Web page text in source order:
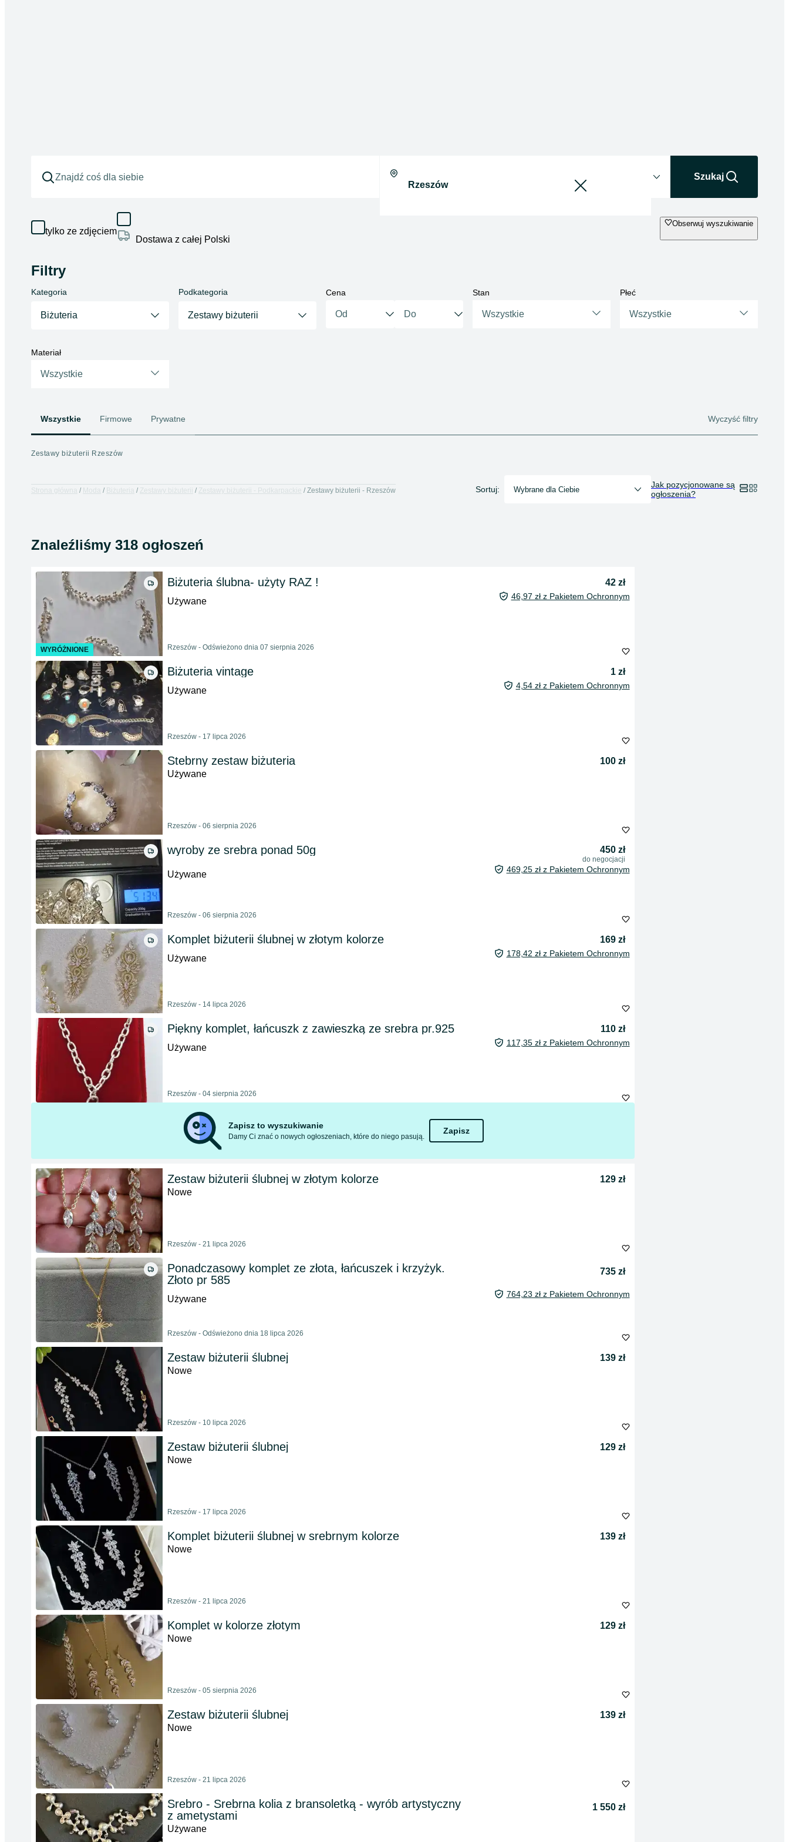
Szukaj
tylko ze zdjęciem
Dostawa z całej Polski
Obserwuj wyszukiwanie
Filtry
Kategoria
Biżuteria
Podkategoria
Zestawy biżuterii
Cena Stan
Wszystkie
Płeć
Wszystkie
Materiał
Wszystkie
Wszystkie Firmowe Prywatne Wyczyść filtry
Zestawy biżuterii Rzeszów
Strona główna Moda Biżuteria Zestawy biżuterii Zestawy biżuterii - Podkarpackie Zestawy biżuterii - Rzeszów Sortuj: Wybrane dla Ciebie
Jak pozycjonowane są
ogłoszenia?
Znaleźliśmy 318 ogłoszeń
Biżuteria ślubna- użyty RAZ !
42 zł
Używane
46,97 zł z Pakietem Ochronnym
Rzeszów - Odświeżono dnia 07 sierpnia 2026
Biżuteria vintage
1 zł
Używane
4,54 zł z Pakietem Ochronnym
Rzeszów - 17 lipca 2026
Stebrny zestaw biżuteria
100 zł
Używane
Rzeszów - 06 sierpnia 2026
wyroby ze srebra ponad 50g 450 zł
do negocjacji
Używane 469,25 zł z Pakietem Ochronnym
Rzeszów - 06 sierpnia 2026
Komplet biżuterii ślubnej w złotym kolorze
169 zł
Używane
178,42 zł z Pakietem Ochronnym
Rzeszów - 14 lipca 2026
Piękny komplet, łańcuszk z zawieszką ze srebra pr.925
110 zł
Używane
117,35 zł z Pakietem Ochronnym
Rzeszów - 04 sierpnia 2026
Zapisz to wyszukiwanie
Damy Ci znać o nowych ogłoszeniach, które do niego pasują.
Zapisz
Zestaw biżuterii ślubnej w złotym kolorze
129 zł
Nowe
Rzeszów - 21 lipca 2026
Ponadczasowy komplet ze złota, łańcuszek i krzyżyk.
Złoto pr 585
735 zł
Używane 764,23 zł z Pakietem Ochronnym
Rzeszów - Odświeżono dnia 18 lipca 2026
Zestaw biżuterii ślubnej
139 zł
Nowe
Rzeszów - 10 lipca 2026
Zestaw biżuterii ślubnej
129 zł
Nowe
Rzeszów - 17 lipca 2026
Komplet biżuterii ślubnej w srebrnym kolorze
139 zł
Nowe
Rzeszów - 21 lipca 2026
Komplet w kolorze złotym
129 zł
Nowe
Rzeszów - 05 sierpnia 2026
Zestaw biżuterii ślubnej
139 zł
Nowe
Rzeszów - 21 lipca 2026
Srebro - Srebrna kolia z bransoletką - wyrób artystyczny
z ametystami
1 550 zł
Używane
WYRÓŻNIONE